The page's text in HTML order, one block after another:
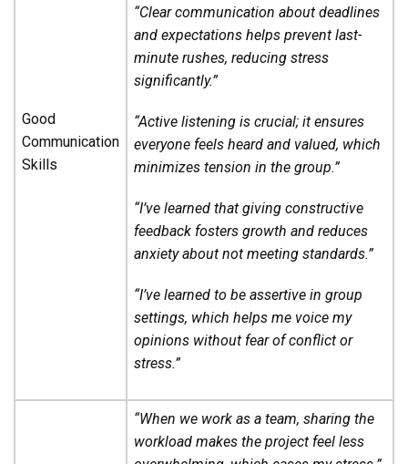
Good
Communication
Skills
“Clear communication about deadlines
and expectations helps prevent last-
minute rushes, reducing stress
significantly.”
“Active listening is crucial; it ensures
everyone feels heard and valued, which
minimizes tension in the group.”
“I’ve learned that giving constructive
feedback fosters growth and reduces
anxiety about not meeting standards.”
“I’ve learned to be assertive in group
settings, which helps me voice my
opinions without fear of conflict or
stress.”
“When we work as a team, sharing the
workload makes the project feel less